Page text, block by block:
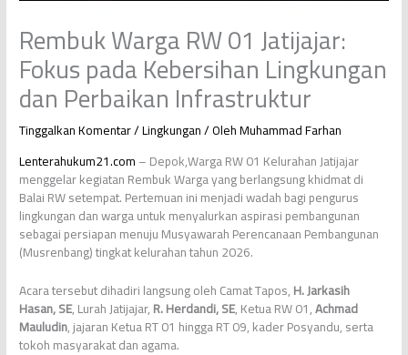
Rembuk Warga RW 01 Jatijajar:
Fokus pada Kebersihan Lingkungan
dan Perbaikan Infrastruktur
Tinggalkan Komentar/Lingkungan/ OlehMuhammad Farhan
Lenterahukum21.com– Depok,Warga RW 01 Kelurahan Jatijajar
menggelar kegiatan Rembuk Warga yang berlangsung khidmat di
Balai RW setempat. Pertemuan ini menjadi wadah bagi pengurus
lingkungan dan warga untuk menyalurkan aspirasi pembangunan
sebagai persiapan menuju Musyawarah Perencanaan Pembangunan
(Musrenbang) tingkat kelurahan tahun 2026.
Acara tersebut dihadiri langsung oleh Camat Tapos,H. Jarkasih
Hasan, SE, Lurah Jatijajar,R. Herdandi, SE, Ketua RW 01,Achmad
Mauludin, jajaran Ketua RT 01 hingga RT 09, kader Posyandu, serta
tokoh masyarakat dan agama.